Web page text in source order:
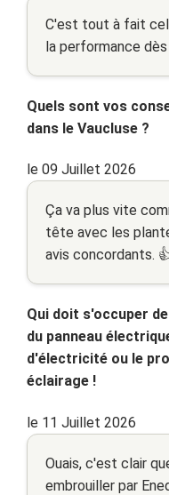
C'est tout à fait
la performance
Quels sont vos
dans le Vaucluse ?
le 09 Juillet 2026
Ça va plus vite
tête avec les
avis concordants.
Qui doit s'occuper
du panneau
d'électricité ou le
éclairage !
le 11 Juillet 2026
Ouais, c'est clair
embrouiller par